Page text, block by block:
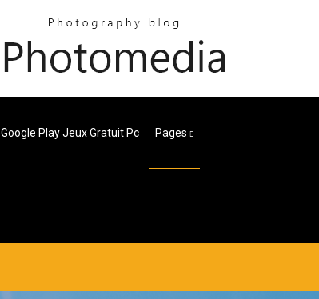
Google Play Jeux Gratuit Pc Pages